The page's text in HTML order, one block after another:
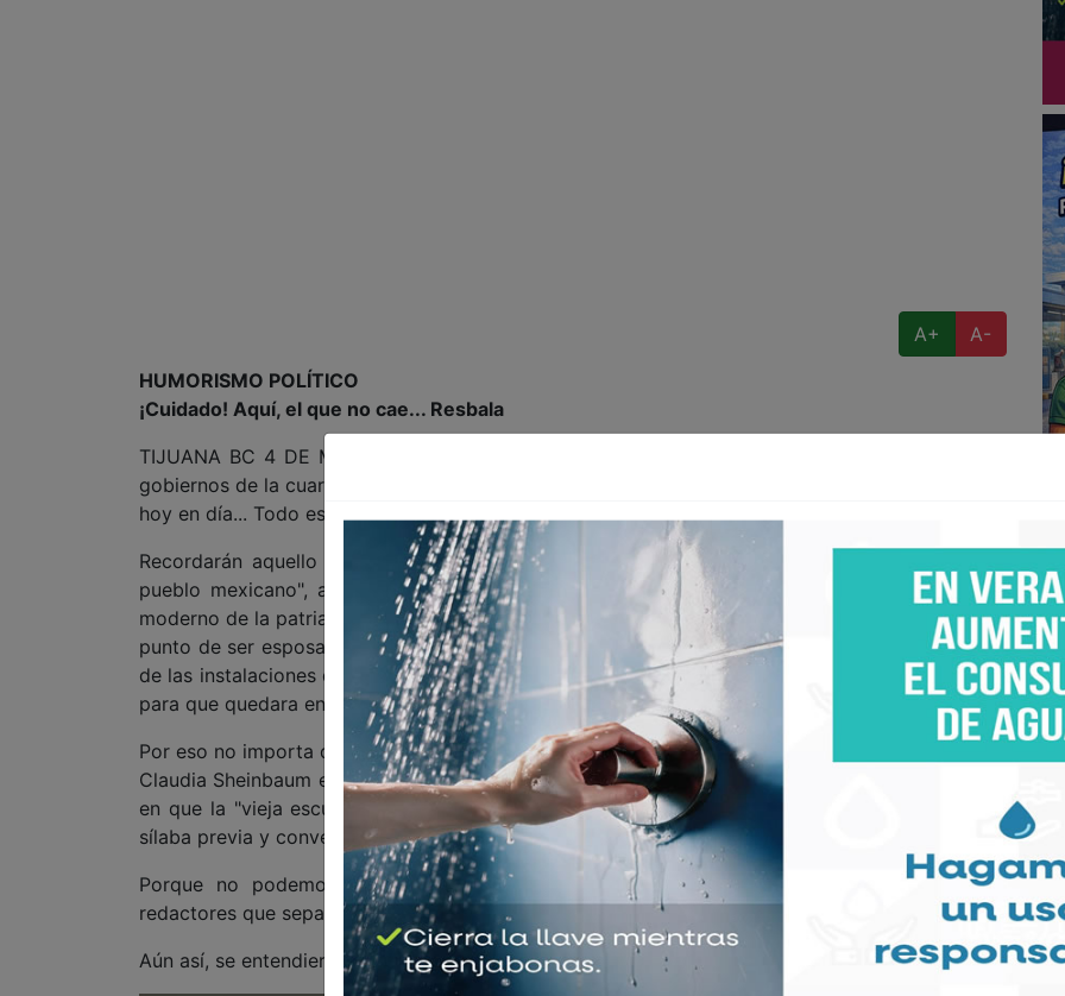
A+
A-
HUMORISMO POLÍTICO
¡Cuidado! Aquí, el que no cae... Resbala
TIJUANA BC 4 DE MARZO DE 2026 (AFN).- Como ya quedó claro en los argumentos de los
gobiernos de la cuarta transformación en México: no importa cómo se hable o cómo se escriba
hoy en día... Todo es válido.
Recordarán aquello de que "fuistes, dijistes, hablastes", ya era correcto "porque así habla el
pueblo mexicano", argumentaron, y así quedó establecido en los libros de texto del "padre
moderno de la patria", Marx Arriaga, el que pese a ser el creador de esos documentos, estuvo a
punto de ser esposado y detenido, según sus palabras, al momento en que pretendían correrlo
de las instalaciones de la Secretaría de Educación Pública, y que él quiso documentar en video,
para que quedara en los Archivos de la Nación "para la historia".
Por eso no importa que el Decálogo por la Democracia que presentó esta mañana la presidenta
Claudia Sheinbaum en su tradicional conferencia de prensa, hubiese mudado el acento de la "a"
en que la "vieja escuela mexicana" la puso en la antepenúltima sílaba, para irse a la "e" de la
sílaba previa y convertirse en una palabra sobreesdrújula.
Porque no podemos creer que el equipo de apoyo que tiene en presidencia no tenga
redactores que sepan escribir o no les paguen lo suficiente, para hacer las cosas bien.
Aún así, se entendieron sus 10 puntos del Decálogo (con acento en la a), presentado hoy.